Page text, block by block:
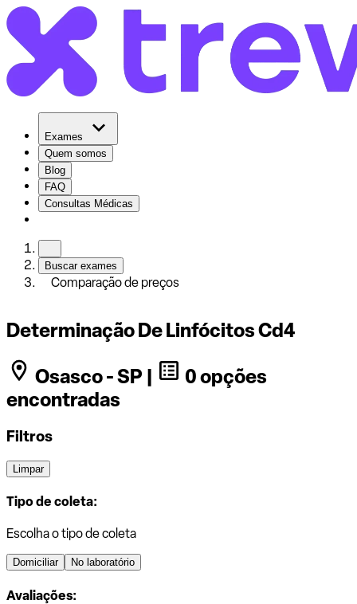
Exames
Quem somos
Blog
FAQ
Consultas Médicas
Buscar exames
Comparação de preços
Determinação De Linfócitos Cd4
Osasco - SP |
0 opções
encontradas
Filtros
Limpar
Tipo de coleta:
Escolha o tipo de coleta
Domiciliar No laboratório
Avaliações: